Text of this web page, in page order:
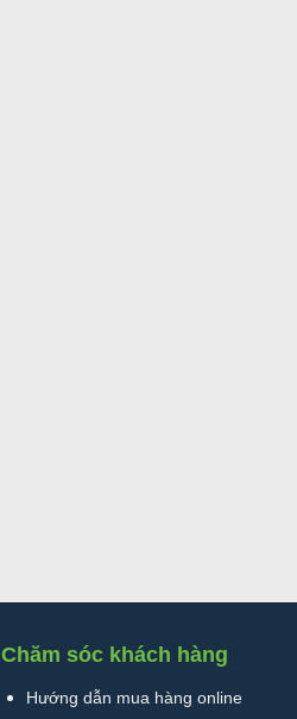
Chăm sóc khách hàng
Hướng dẫn mua hàng online